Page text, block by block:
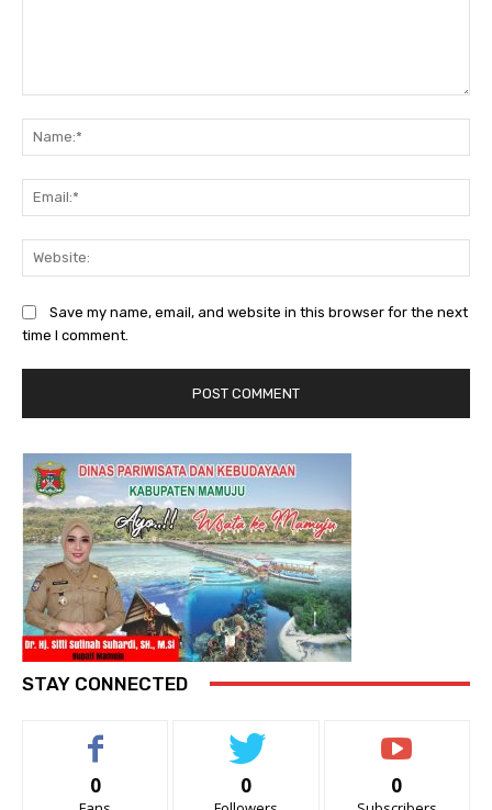
Save my name, email, and website in this browser for the next
time I comment.
STAY CONNECTED
0 0 0